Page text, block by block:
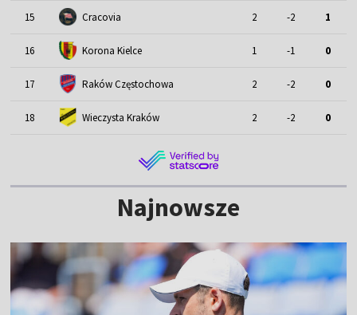
15 Cracovia 2 -2 1
16 Korona Kielce 1 -1 0
17 Raków Częstochowa 2 -2 0
18 Wieczysta Kraków 2 -2 0
Najnowsze